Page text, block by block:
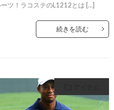
ツ！ラコステのL1212とは […]
続きを読む